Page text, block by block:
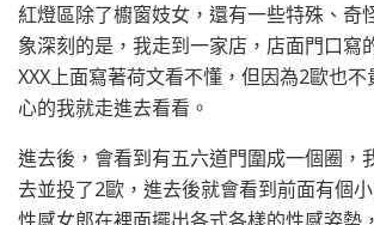
紅燈區除了櫥窗妓女，還有一些特殊、奇
象深刻的是，我走到一家店，店面門口寫
XXX上面寫著荷文看不懂，但因為2歐也
心的我就走進去看看。
進去後，會看到有五六道門圍成一個圈，
去並投了2歐，進去後就會看到前面有個